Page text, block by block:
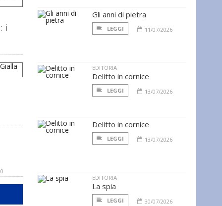
i
Gli anni di pietra
LEGGI 11/07/2026
EDITORIA
Delitto in cornice
LEGGI 13/07/2026
Delitto in cornice
LEGGI 13/07/2026
EDITORIA
La spia
LEGGI 30/07/2026